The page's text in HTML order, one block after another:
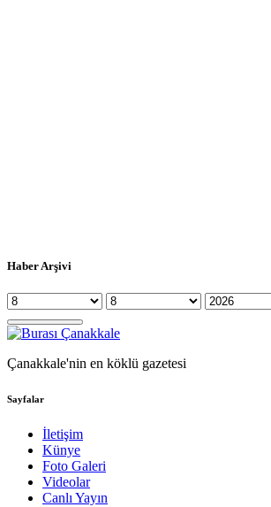
Haber Arşivi
Çanakkale'nin en köklü gazetesi
Sayfalar
İletişim
Künye
Foto Galeri
Videolar
Canlı Yayın